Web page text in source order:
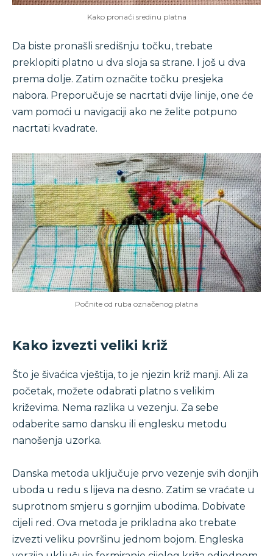
Kako pronaći sredinu platna
Da biste pronašli središnju točku, trebate
preklopiti platno u dva sloja sa strane. I još u dva
prema dolje. Zatim označite točku presjeka
nabora. Preporučuje se nacrtati dvije linije, one će
vam pomoći u navigaciji ako ne želite potpuno
nacrtati kvadrate.
Počnite od ruba označenog platna
Kako izvezti veliki križ
Što je šivaćica vještija, to je njezin križ manji. Ali za
početak, možete odabrati platno s velikim
križevima. Nema razlika u vezenju. Za sebe
odaberite samo dansku ili englesku metodu
nanošenja uzorka.
Danska metoda uključuje prvo vezenje svih donjih
uboda u redu s lijeva na desno. Zatim se vraćate u
suprotnom smjeru s gornjim ubodima. Dobivate
cijeli red. Ova metoda je prikladna ako trebate
izvezti veliku površinu jednom bojom. Engleska